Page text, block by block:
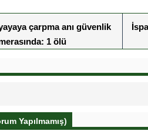
çarpma anı güvenlik
1 ölü
Yapılmamış)